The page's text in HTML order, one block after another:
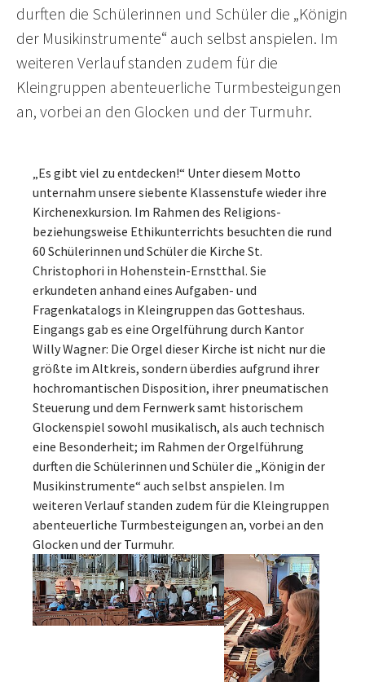
durften die Schülerinnen und Schüler die „Königin
der Musikinstrumente“ auch selbst anspielen. Im
weiteren Verlauf standen zudem für die
Kleingruppen abenteuerliche Turmbesteigungen
an, vorbei an den Glocken und der Turmuhr.
„Es gibt viel zu entdecken!“ Unter diesem Motto
unternahm unsere siebente Klassenstufe wieder ihre
Kirchenexkursion. Im Rahmen des Religions-
beziehungsweise Ethikunterrichts besuchten die rund
60 Schülerinnen und Schüler die Kirche St.
Christophori in Hohenstein-Ernstthal. Sie
erkundeten anhand eines Aufgaben- und
Fragenkatalogs in Kleingruppen das Gotteshaus.
Eingangs gab es eine Orgelführung durch Kantor
Willy Wagner: Die Orgel dieser Kirche ist nicht nur die
größte im Altkreis, sondern überdies aufgrund ihrer
hochromantischen Disposition, ihrer pneumatischen
Steuerung und dem Fernwerk samt historischem
Glockenspiel sowohl musikalisch, als auch technisch
eine Besonderheit; im Rahmen der Orgelführung
durften die Schülerinnen und Schüler die „Königin der
Musikinstrumente“ auch selbst anspielen. Im
weiteren Verlauf standen zudem für die Kleingruppen
abenteuerliche Turmbesteigungen an, vorbei an den
Glocken und der Turmuhr.